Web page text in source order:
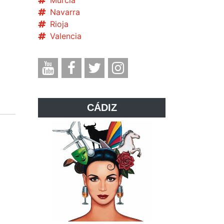
Navarra
Rioja
Valencia
CÁDIZ